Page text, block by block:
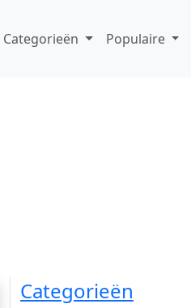
Categorieën Populaire
Categorieën